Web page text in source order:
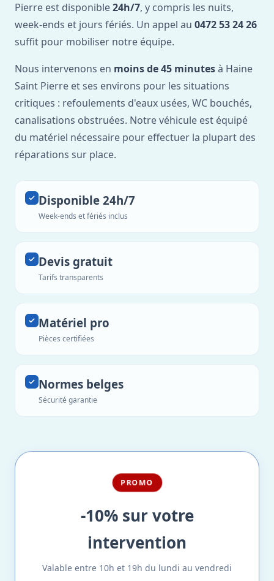
Pierre est disponible24h/7, y compris les nuits,
week-ends et jours fériés. Un appel au 0472 53 24 26
suffit pour mobiliser notre équipe.
Nous intervenons en moins de 45 minutesà Haine
Saint Pierre et ses environs pour les situations
critiques : refoulements d'eaux usées, WC bouchés,
canalisations obstruées. Notre véhicule est équipé
du matériel nécessaire pour effectuer la plupart des
réparations sur place.
Disponible 24h/7
Week-ends et fériés inclus
Devis gratuit
Tarifs transparents
Matériel pro
Pièces certifiées
Normes belges
Sécurité garantie
PROMO
-10% sur votre
intervention
Valable entre 10h et 19h du lundi au vendredi